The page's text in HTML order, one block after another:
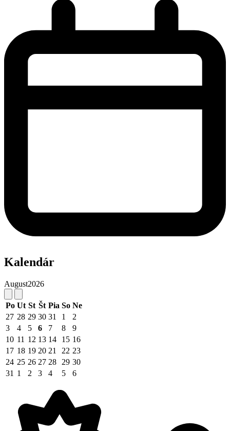
Kalendár
August2026
Po Ut St Št Pia So Ne
27 28 29 30 31 1
2
3
4 5 6 7 8
9
10 11 12 13 14 15 16
17 18 19 20 21 22 23
24 25 26 27 28 29 30
31 1 2 3 4 5 6